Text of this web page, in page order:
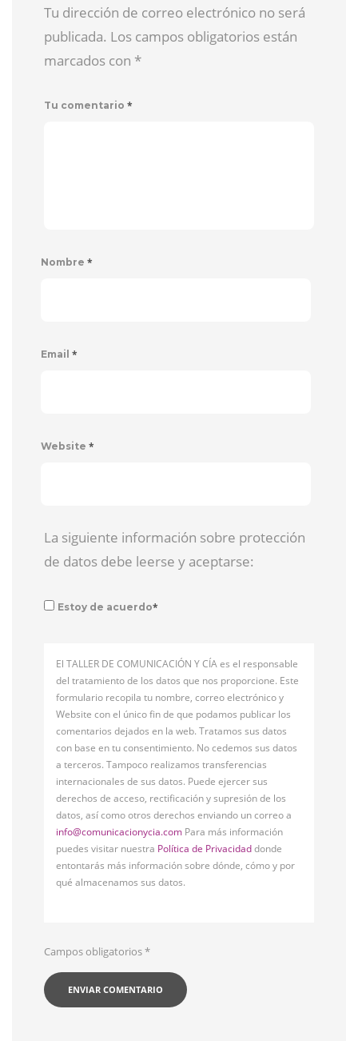
Tu dirección de correo electrónico no será
publicada. Los campos obligatorios están
marcados con *
Tu comentario *
Nombre *
Email *
Website *
La siguiente información sobre protección
de datos debe leerse y aceptarse:
Estoy de acuerdo*
El TALLER DE COMUNICACIÓN Y CÍA es el responsable
del tratamiento de los datos que nos proporcione. Este
formulario recopila tu nombre, correo electrónico y
Website con el único fin de que podamos publicar los
comentarios dejados en la web. Tratamos sus datos
con base en tu consentimiento. No cedemos sus datos
a terceros. Tampoco realizamos transferencias
internacionales de sus datos. Puede ejercer sus
derechos de acceso, rectificación y supresión de los
datos, así como otros derechos enviando un correo a
info@comunicacionycia.com Para más información
puedes visitar nuestra Política de Privacidaddonde
entontarás más información sobre dónde, cómo y por
qué almacenamos sus datos.
Campos obligatorios*